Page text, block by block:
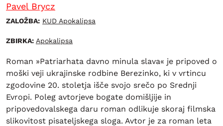
Pavel Brycz
ZALOŽBA: KUD Apokalipsa
ZBIRKA: Apokalipsa
Roman »Patriarhata davno minula slava« je pripoved o
moški veji ukrajinske rodbine Berezinko, ki v vrtincu
zgodovine 20. stoletja išče svojo srečo po Srednji
Evropi. Poleg avtorjeve bogate domišljije in
pripovedovalskega daru roman odlikuje skoraj filmska
slikovitost pisateljskega sloga. Avtor je za roman leta